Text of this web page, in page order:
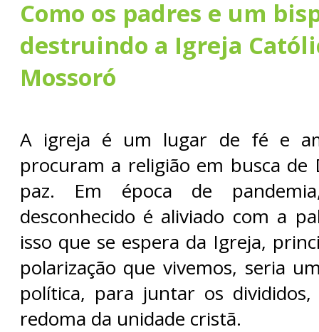
Como os padres e um
destruindo a Igreja
Mossoró
A igreja é um lugar de fé e
procuram a religião em busca de
paz. Em época de
desconhecido é aliviado com a
isso que se espera da Igreja,
polarização que vivemos, seria
política, para juntar os
redoma da unidade cristã.